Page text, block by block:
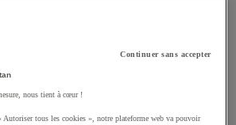
Aide et contact
Nos servicesAide et contact
Continuer sans accepter
nous tient à cœur !
tous les cookies », notre plateforme web va pouvoir